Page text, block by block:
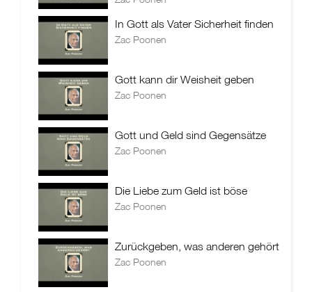
In Gott als Vater Sicherheit finden
Zac Poonen
Gott kann dir Weisheit geben
Zac Poonen
Gott und Geld sind Gegensätze
Zac Poonen
Die Liebe zum Geld ist böse
Zac Poonen
Zurückgeben, was anderen gehört
Zac Poonen